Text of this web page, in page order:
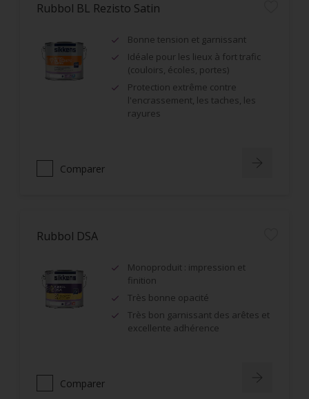
Rubbol BL Rezisto Satin
Bonne tension et garnissant
Idéale pour les lieux à fort trafic
(couloirs, écoles, portes)
Protection extrême contre
l'encrassement, les taches, les
rayures
Comparer
Rubbol DSA
Monoproduit : impression et
finition
Très bonne opacité
Très bon garnissant des arêtes et
excellente adhérence
Comparer